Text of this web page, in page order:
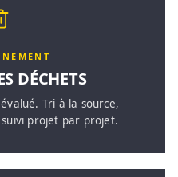
DÉCHETS
Tri à la source,
projet par projet.